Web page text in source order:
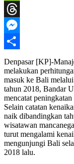
WeChat
Threads
Messenger
Share
Denpasar [KP]-
melakukan
masuk ke Bali
tahun 2018, Bandar
mencatat
Selain catatan
naik dibandingkan
wisatawan
turut mengalami
mengunjungi Bali
2018 lalu.